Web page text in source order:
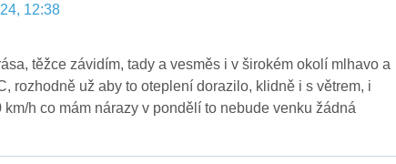
12:38
těžce závidím, tady a vesměs i v širokém okolí mlhavo a
rozhodně už aby to oteplení dorazilo, klidně i s větrem, i
km/h co mám nárazy v pondělí to nebude venku žádná